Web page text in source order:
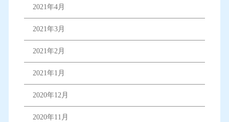
2021年4月
2021年3月
2021年2月
2021年1月
2020年12月
2020年11月